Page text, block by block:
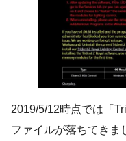
2019/5/12時点では「
ファイルが落ちてきま